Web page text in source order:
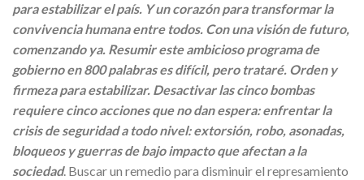
para estabilizar el país. Y un corazón para transformar la
convivencia humana entre todos. Con una visión de futuro,
comenzando ya. Resumir este ambicioso programa de
gobierno en 800 palabras es difícil, pero trataré. Orden y
firmeza para estabilizar. Desactivar las cinco bombas
requiere cinco acciones que no dan espera: enfrentar la
crisis de seguridad a todo nivel: extorsión, robo, asonadas,
bloqueos y guerras de bajo impacto que afectan a la
sociedad. Buscar un remedio para disminuir el represamiento